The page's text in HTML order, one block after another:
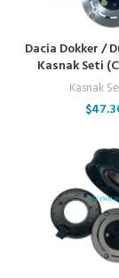
Dacia Dokker /
Kasnak Seti
Kasnak
$